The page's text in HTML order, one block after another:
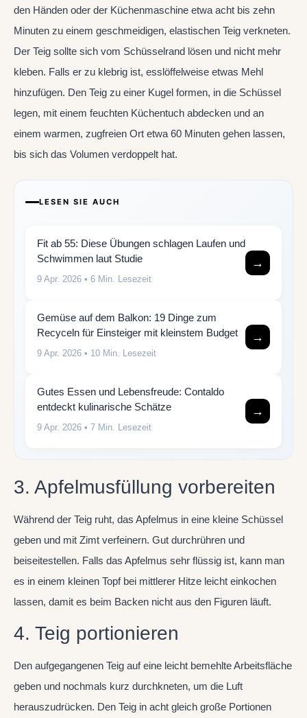
den Händen oder der Küchenmaschine etwa acht bis zehn
Minuten zu einem geschmeidigen, elastischen Teig verkneten.
Der Teig sollte sich vom Schüsselrand lösen und nicht mehr
kleben. Falls er zu klebrig ist, esslöffelweise etwas Mehl
hinzufügen. Den Teig zu einer Kugel formen, in die Schüssel
legen, mit einem feuchten Küchentuch abdecken und an
einem warmen, zugfreien Ort etwa 60 Minuten gehen lassen,
bis sich das Volumen verdoppelt hat.
LESEN SIE AUCH
Fit ab 55: Diese Übungen schlagen Laufen und
Schwimmen laut Studie
9 Apr. 2026 • 6 Min. Lesezeit
→
Gemüse auf dem Balkon: 19 Dinge zum
Recyceln für Einsteiger mit kleinstem Budget
9 Apr. 2026 • 10 Min. Lesezeit
→
Gutes Essen und Lebensfreude: Contaldo
entdeckt kulinarische Schätze
9 Apr. 2026 • 7 Min. Lesezeit
→
3. Apfelmusfüllung vorbereiten
Während der Teig ruht, das Apfelmus in eine kleine Schüssel
geben und mit Zimt verfeinern. Gut durchrühren und
beiseitestellen. Falls das Apfelmus sehr flüssig ist, kann man
es in einem kleinen Topf bei mittlerer Hitze leicht einkochen
lassen, damit es beim Backen nicht aus den Figuren läuft.
4. Teig portionieren
Den aufgegangenen Teig auf eine leicht bemehlte Arbeitsfläche
geben und nochmals kurz durchkneten, um die Luft
herauszudrücken. Den Teig in acht gleich große Portionen